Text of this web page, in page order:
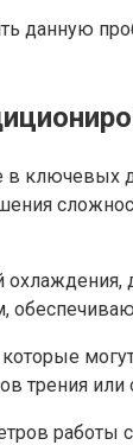
данную
ключевых
трения
работы